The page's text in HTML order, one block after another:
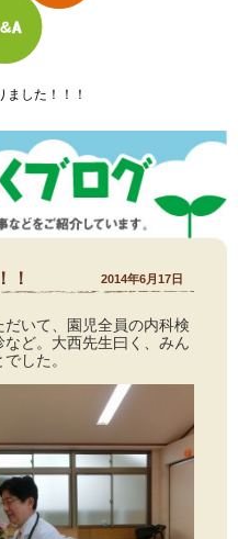
ました！！！
！ 2014年6月17日
いて、園児全員の内科検
ど。大西先生曰く、みん
した。